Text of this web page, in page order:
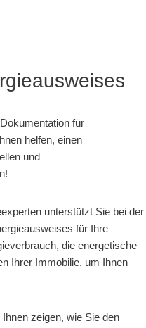
für
helfen, einen
und
unterstützt Sie bei der
für Ihre
die energetische
Ihrer Immobilie, um Ihnen
zeigen, wie Sie den